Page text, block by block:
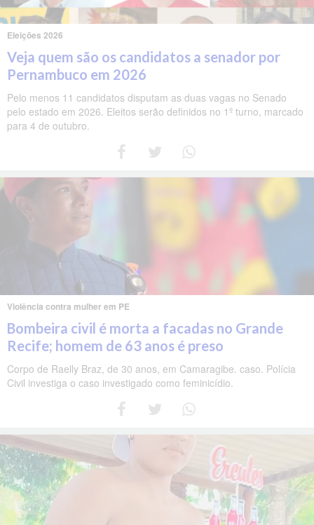
Eleições 2026
Veja quem são os candidatos a senador por
Pernambuco em 2026
Pelo menos 11 candidatos disputam as duas vagas no Senado
pelo estado em 2026. Eleitos serão definidos no 1º turno, marcado
para 4 de outubro.
Violência contra mulher em PE
Bombeira civil é morta a facadas no Grande
Recife; homem de 63 anos é preso
Corpo de Raelly Braz, de 30 anos, em Camaragibe. caso. Polícia
Civil investiga o caso investigado como feminicídio.